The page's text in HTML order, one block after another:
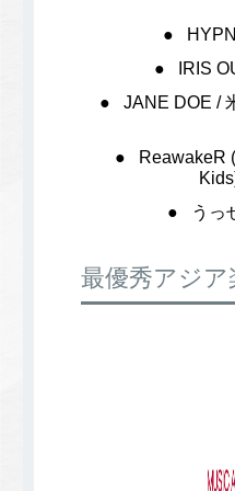
IRIS
JANE DOE /
ReawakeR
うっ
最優秀アジア